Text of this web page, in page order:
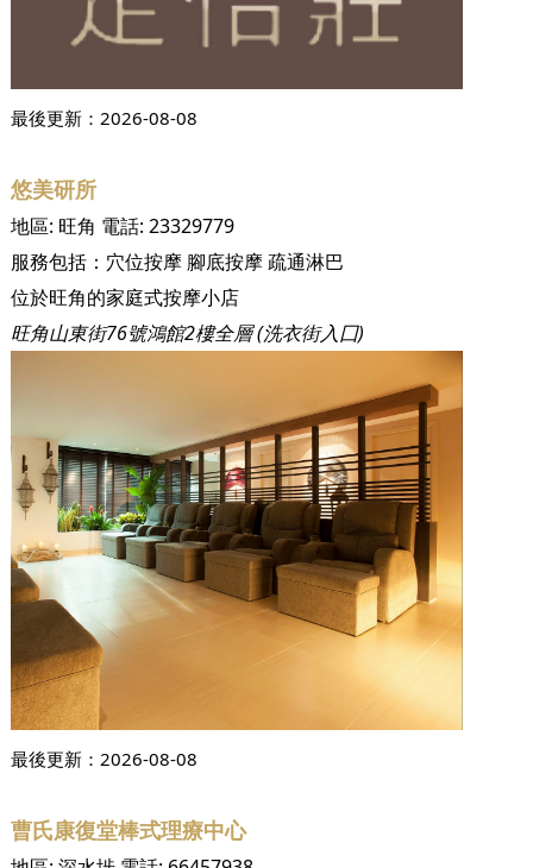
最後更新： 2026-08-08
悠美研所
地區: 旺角 電話: 23329779
服務包括： 穴位按摩 腳底按摩疏通淋巴
位於旺角的家庭式按摩小店
旺角山東街76號鴻館2樓全層 (洗衣街入囗)
最後更新： 2026-08-08
曹氏康復堂棒式理療中心